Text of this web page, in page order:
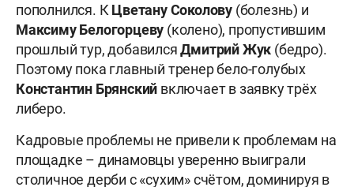
пополнился. КЦветану Соколову (болезнь) и
Максиму Белогорцеву (колено), пропустившим
прошлый тур, добавилсяДмитрий Жук (бедро).
Поэтому пока главный тренер бело-голубых
Константин Брянский включает в заявку трёх
либеро.
Кадровые проблемы не привели к проблемам на
площадке – динамовцы уверенно выиграли
столичное дерби с «сухим» счётом, доминируя в